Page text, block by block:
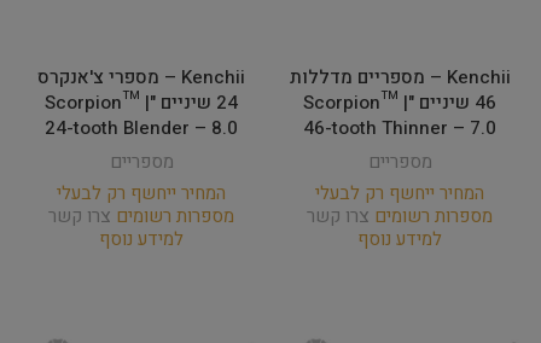
Kenchii – מספריים מדללות
46 שיניים "Scorpion™ |
46-tooth Thinner – 7.0
מספריים
המחיר ייחשף רק לבעלי
מספרות רשומים צרו קשר
למידע נוסף
Kenchii – מספרי צ'אנקרס
24 שיניים "Scorpion™ |
24-tooth Blender – 8.0
מספריים
המחיר ייחשף רק לבעלי
מספרות רשומים צרו קשר
למידע נוסף